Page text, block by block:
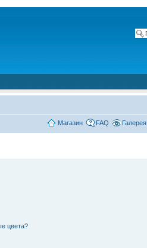
Магазин FAQ Галерея
цвета?